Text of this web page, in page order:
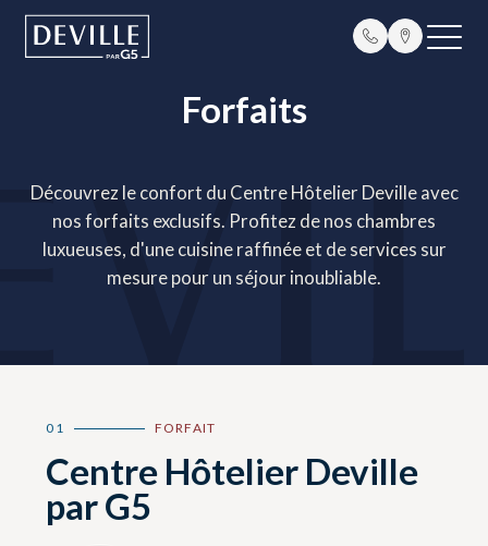
Forfaits
Découvrez le confort du Centre Hôtelier Deville avec
nos forfaits exclusifs. Profitez de nos chambres
luxueuses, d'une cuisine raffinée et de services sur
mesure pour un séjour inoubliable.
01 FORFAIT
Centre Hôtelier Deville
par G5